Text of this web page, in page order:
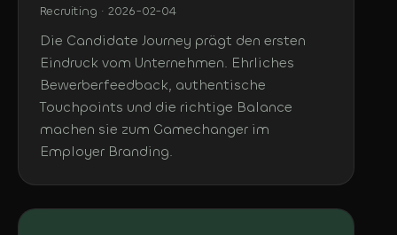
Recruiting · 2026-02-04
Die Candidate Journey prägt den ersten
Eindruck vom Unternehmen. Ehrliches
Bewerberfeedback, authentische
Touchpoints und die richtige Balance
machen sie zum Gamechanger im
Employer Branding.